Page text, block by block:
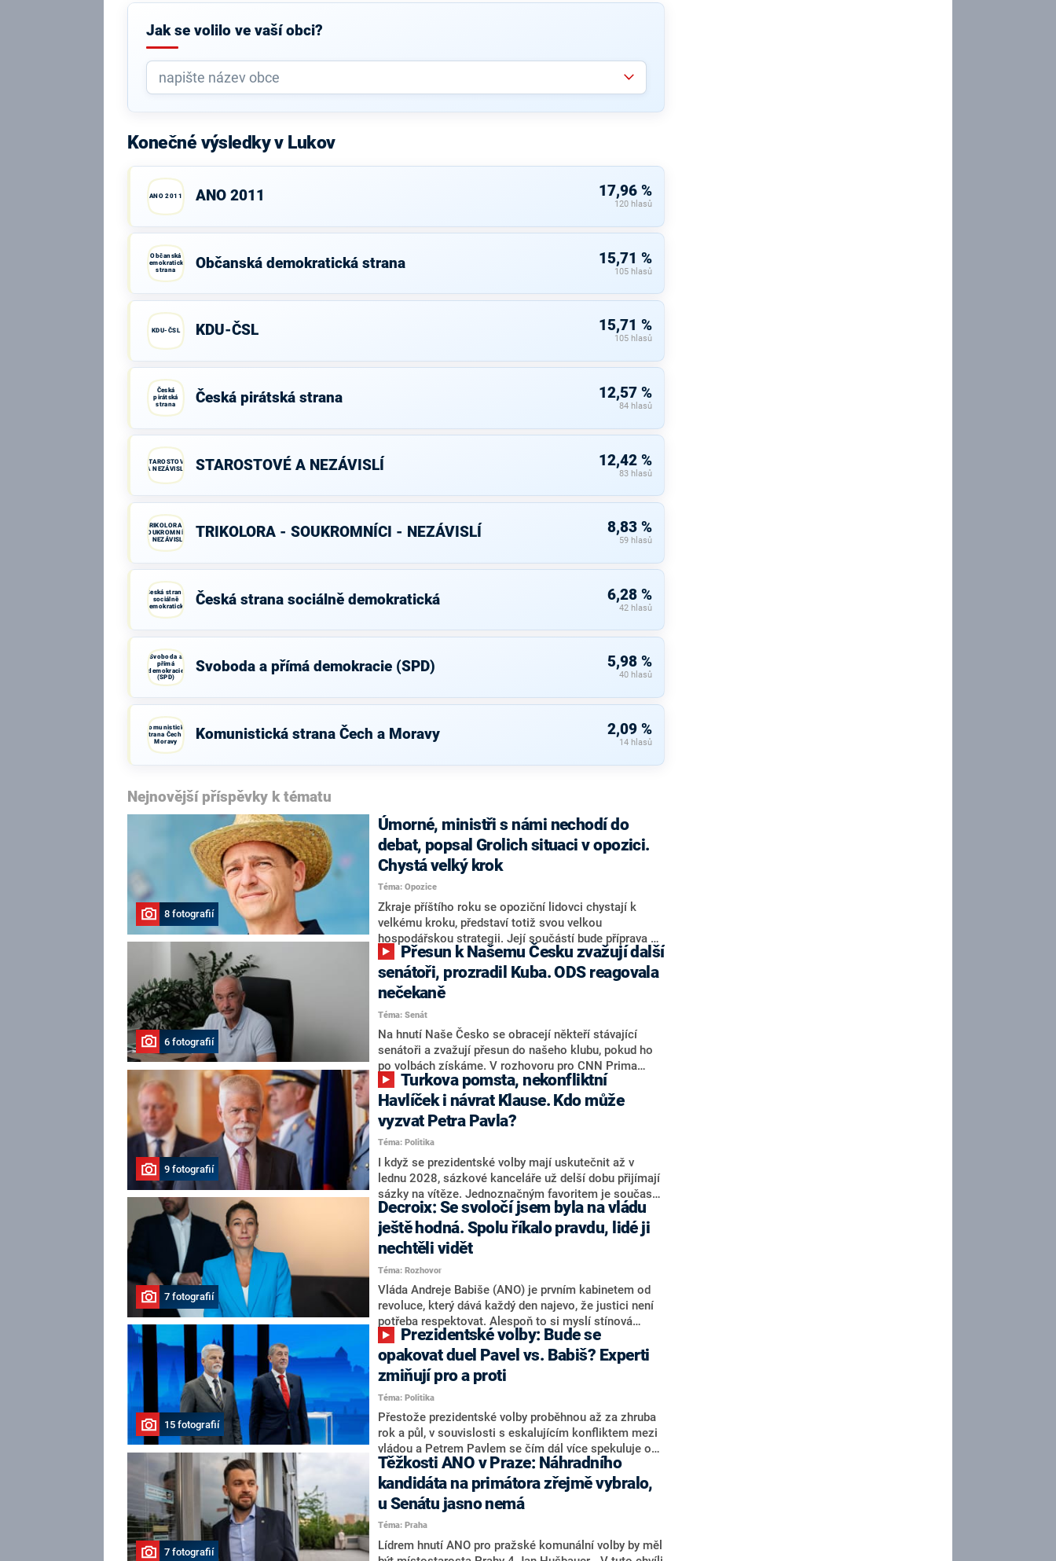
Jak se volilo ve vaší obci?
Konečné výsledky v Lukov
ANO 2011 ANO 2011 17,96 %
120 hlasů
Občanská
demokratická
strana
Občanská demokratická strana 15,71 %
105 hlasů
KDU-ČSL KDU-ČSL 15,71 %
105 hlasů
Česká
pirátská
strana
Česká pirátská strana 12,57 %
84 hlasů
STAROSTOVÉ
A NEZÁVISLÍ
STAROSTOVÉ A NEZÁVISLÍ 12,42 %
83 hlasů
TRIKOLORA -
SOUKROMNÍCI
- NEZÁVISLÍ
TRIKOLORA - SOUKROMNÍCI - NEZÁVISLÍ 8,83 %
59 hlasů
Česká strana
sociálně
demokratická
Česká strana sociálně demokratická 6,28 %
42 hlasů
Svoboda a
přímá
demokracie
(SPD)
Svoboda a přímá demokracie (SPD) 5,98 %
40 hlasů
Komunistická
strana Čech a
Moravy
Komunistická strana Čech a Moravy 2,09 %
14 hlasů
Nejnovější příspěvky k tématu
8 fotografií
Úmorné, ministři s námi nechodí do
debat, popsal Grolich situaci v opozici.
Chystá velký krok
Téma: Opozice
Zkraje příštího roku se opoziční lidovci chystají k
velkému kroku, představí totiž svou velkou
hospodářskou strategii. Její součástí bude příprava na
stárnutí populace, řekl ve středu na setkání s novináři
nový předseda lidovců Jan Grolich. Ten zároveň v
senátních volbách kandiduje ve Vyškově. Popsal i
aktivitu opozice, o níž vládní strany nebo političtí
komentátoři mluví jako o slabé a v defenzivě. „Je to
úmorná práce upozorňovat na chyby vlády. Ministři s
námi navíc nechodí do debat. Chceme ale ukazovat
svoje témata,“ odpověděl Grolich na dotaz CNN Prima
NEWS.
6 fotografií
senátoři, prozradil Kuba. ODS reagovala
nečekaně
Téma: Senát
Na hnutí Naše Česko se obracejí někteří stávající
senátoři a zvažují přesun do našeho klubu, pokud ho
po volbách získáme. V rozhovoru pro CNN Prima
NEWS to řekl zakladatel hnutí a jihočeský hejtman
Martin Kuba. Konkrétní nebyl, ale získat by takto mohl
například senátora Zdeňka Hrabu, který je dnes
součástí klubu ODS a TOP 09. Hraba to na dotaz
redakce nevyloučil. Předseda klubu senátorů ODS
Zdeněk Nytra redakci řekl, že počítá s odchodem
některých senátorů z klubu a že Naše Česko není
nepřítel, ale soupeř.
9 fotografií
Havlíček i návrat Klause. Kdo může
vyzvat Petra Pavla?
Téma: Politika
I když se prezidentské volby mají uskutečnit až v
lednu 2028, sázkové kanceláře už delší dobu přijímají
sázky na vítěze. Jednoznačným favoritem je současná
hlava státu Petr Pavel. Daleko za ním pak bookmakeři
zmiňují dva výrazné politiky ANO, tedy premiéra
Andreje Babiše a ministra průmyslu Karla Havlíčka.
Oblíbeným tipem samotných sázkařů je poslanec za
Motoristy Filip Turek. Politolog Jan Kubáček nicméně
o případné kandidatuře kohokoliv ze zmíněné trojice
značně pochybuje. Podle něj současná koalice dosud
nemá osobu, která by Pavlovi mohla konkurovat.
7 fotografií
Decroix: Se svoločí jsem byla na vládu
ještě hodná. Spolu říkalo pravdu, lidé ji
nechtěli vidět
Téma: Rozhovor
Vláda Andreje Babiše (ANO) je prvním kabinetem od
revoluce, který dává každý den najevo, že justici není
potřeba respektovat. Alespoň to si myslí stínová
ministryně spravedlnosti ODS Eva Decroix. V
rozhovoru pro CNN Prima NEWS si nebrala servítky
ohledně politického výkonu svého nástupce Jeronýma
Tejce (za ANO) či vládní zmocněnkyně pro lidská
práva Taťány Malé (ANO). Označením „svoloč“ na
adresu vlády prý byla ještě hodná. Decroix se také
vrátila k volební porážce koalice Spolu či promluvila o
hnutí Naše Česko Martina Kuby.
15 fotografií
opakovat duel Pavel vs. Babiš? Experti
zmiňují pro a proti
Téma: Politika
Přestože prezidentské volby proběhnou až za zhruba
rok a půl, v souvislosti s eskalujícím konfliktem mezi
vládou a Petrem Pavlem se čím dál více spekuluje o
tom, koho by do bitvy o Hrad mohla vyslat současná
koalice. Někteří političtí komentátoři znovu vytahují
jméno premiéra Andreje Babiše (ANO). Jak moc je
pravděpodobné, že se v prezidentských volbách 2028
bude znovu opakovat souboj z roku 2023?
7 fotografií
Těžkosti ANO v Praze: Náhradního
kandidáta na primátora zřejmě vybralo,
u Senátu jasno nemá
Téma: Praha
Lídrem hnutí ANO pro pražské komunální volby by měl